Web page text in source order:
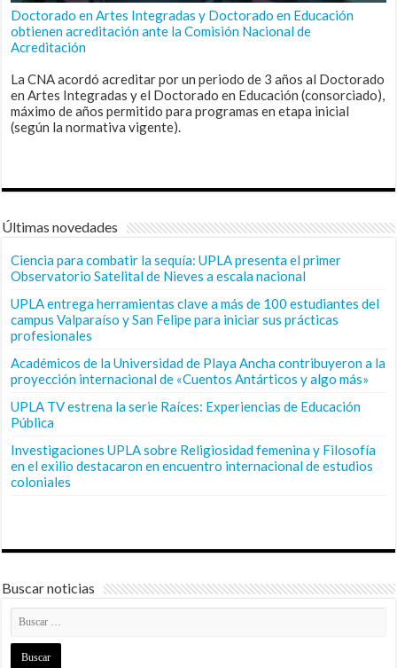
Doctorado en Artes Integradas y Doctorado en Educación
obtienen acreditación ante la Comisión Nacional de
Acreditación
La CNA acordó acreditar por un periodo de 3 años al Doctorado
en Artes Integradas y el Doctorado en Educación (consorciado),
máximo de años permitido para programas en etapa inicial
(según la normativa vigente).
Últimas novedades
Ciencia para combatir la sequía: UPLA presenta el primer
Observatorio Satelital de Nieves a escala nacional
UPLA entrega herramientas clave a más de 100 estudiantes del
campus Valparaíso y San Felipe para iniciar sus prácticas
profesionales
Académicos de la Universidad de Playa Ancha contribuyeron a la
proyección internacional de «Cuentos Antárticos y algo más»
UPLA TV estrena la serie Raíces: Experiencias de Educación
Pública
Investigaciones UPLA sobre Religiosidad femenina y Filosofía
en el exilio destacaron en encuentro internacional de estudios
coloniales
Buscar noticias